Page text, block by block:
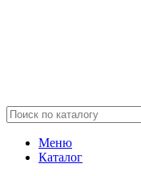
Меню
Каталог